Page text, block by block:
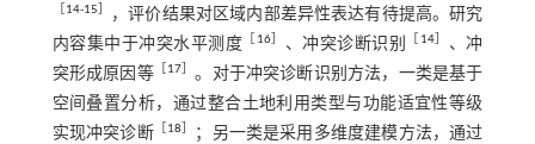
14-15
，评价结果对区域内部差异性表达有待提高。研究
内容集中于冲突水平测度
16］ 、冲突诊断识别 14］ 、冲
突形成原因等［ 17］ 。对于冲突诊断识别方法，一类是基于
空间叠置分析，通过整合土地利用类型与功能适宜性等级
实现冲突诊断［ 18
；另一类是采用多维度建模方法，通过